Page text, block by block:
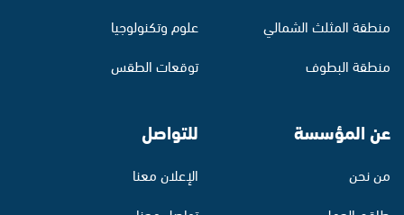
منطقة المثلث الشمالي
منطقة البطوف
علوم وتكنولوجيا
توقعات الطقس
عن المؤسسة
من نحن
للتواصل
الإعلان معنا